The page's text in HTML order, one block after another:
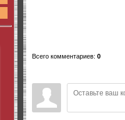
Всего комментариев: 0